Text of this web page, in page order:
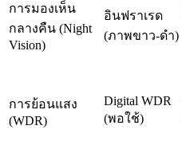
การมองเห็น
กลางคืน (Night
Vision)
อินฟราเรด
(ภาพขาว-ดำ)
การย้อนแสง
(WDR)
Digital WDR
(พอใช้)